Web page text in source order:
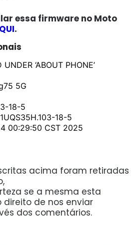
essa firmware no Moto
.
‘ABOUT PHONE’
5G
18-5
18-5
00:29:50 CST 2025
acima foram retiradas
se a mesma esta
de nos enviar
dos comentários.